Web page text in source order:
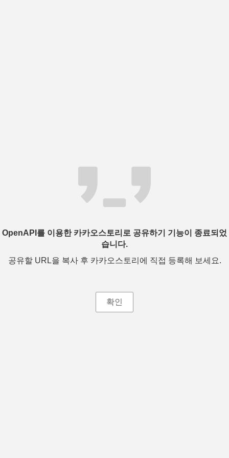
OpenAPI를 이용한 카카오스토리로 공유하기 기능이 종료되었
습니다.
공유할 URL을 복사 후 카카오스토리에 직접 등록해 보세요.
확인